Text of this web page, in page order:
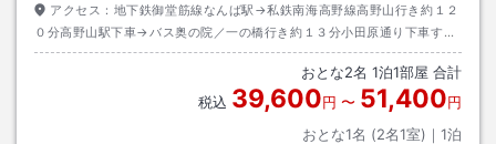
アクセス： 地下鉄御堂筋線なんば駅→私鉄南海高野線高野山行き約１２
０分高野山駅下車→バス奥の院／一の橋行き約１３分小田原通り下車すぐ
前出口→徒歩約１分
おとな2名 1泊1部屋 合計
税込 39,600円 〜 51,400円
おとな1名 (2名1室)｜ 1泊